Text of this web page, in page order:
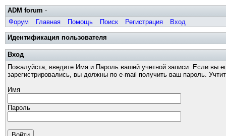
ADM forum -
Форум
Главная Помощь Поиск Регистрация Вход
Идентификация пользователя
Вход
Пожалуйста, введите Имя и Пароль вашей учетной записи. Если вы
зарегистрировались, вы должны по e-mail получить ваш пароль.
Имя
Пароль